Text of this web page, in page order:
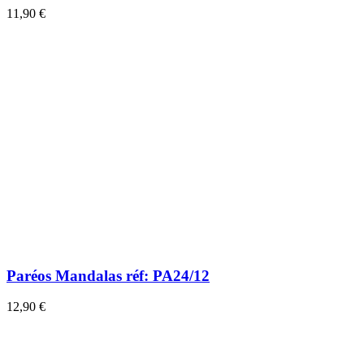
11,90 €
Paréos Mandalas réf: PA24/12
12,90 €